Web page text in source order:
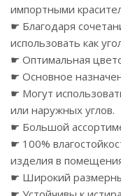
импортными
☛ Благодаря
использовать как
☛ Оптимальная
☛ Основное
☛ Могут
или наружных углов.
☛ Большой
☛ 100%
изделия в
☛ Широкий